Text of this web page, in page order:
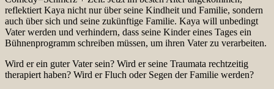
reflektiert Kaya nicht nur über seine Kindheit und Familie, sondern
auch über sich und seine zukünftige Familie. Kaya will unbedingt
Vater werden und verhindern, dass seine Kinder eines Tages ein
Bühnenprogramm schreiben müssen, um ihren Vater zu verarbeiten.
Wird er ein guter Vater sein? Wird er seine Traumata rechtzeitig
therapiert haben? Wird er Fluch oder Segen der Familie werden?